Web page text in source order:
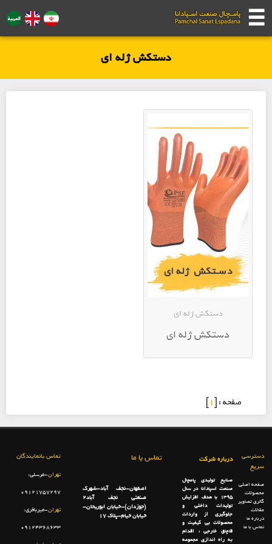
☰
☰
دستکش ژله ای
دستکش ژله ای
دستکش ژله ای
صفحه : [ 1
دسترسی
سریع
صفحه اصلی
محصولات
گالری تصاویر
مقالات
درباره ما
تماس با ما
درباره شرکت
صنایع تولیدی پامچال
صنعت اسپادانا در سال
1395 با هدف افزایش
تولیدات داخلی و
جلوگیری از واردات
محصولات بی کیفیت و
قاچاق خارجی ، اقدام
به راه اندازی مجموعه
تماس با ما
اصفهان-نجف آباد-شهرک
صنعتی نجف آباد2
(جوزدان)-خیابان ابوریحان-
خیابان خیام-پلاک 17
تماس بانمایندگان
تهران-مرسلی:
09121757297
تهران-میرباقری:
09124368633